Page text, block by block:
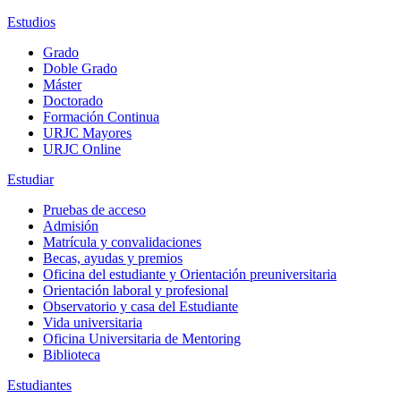
Estudios
Grado
Doble Grado
Máster
Doctorado
Formación Continua
URJC Mayores
URJC Online
Estudiar
Pruebas de acceso
Admisión
Matrícula y convalidaciones
Becas, ayudas y premios
Oficina del estudiante y Orientación preuniversitaria
Orientación laboral y profesional
Observatorio y casa del Estudiante
Vida universitaria
Oficina Universitaria de Mentoring
Biblioteca
Estudiantes